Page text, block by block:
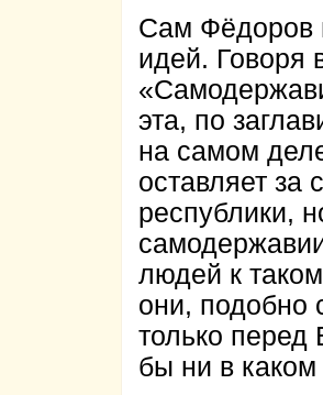
Сам Фёдоров
идей. Говоря
эта, по
на самом
оставляет за
республики,
людей к
они, подобно
только перед
бы ни в